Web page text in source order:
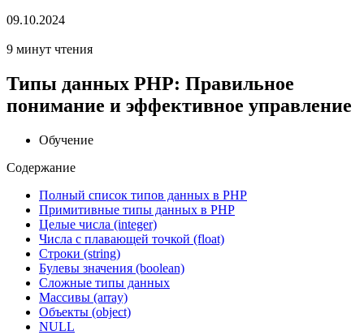
09.10.2024
9 минут чтения
Типы данных PHP: Правильное
понимание и эффективное управление
Обучение
Содержание
Полный список типов данных в PHP
Примитивные типы данных в PHP
Целые числа (integer)
Числа с плавающей точкой (float)
Строки (string)
Булевы значения (boolean)
Сложные типы данных
Массивы (array)
Объекты (object)
NULL